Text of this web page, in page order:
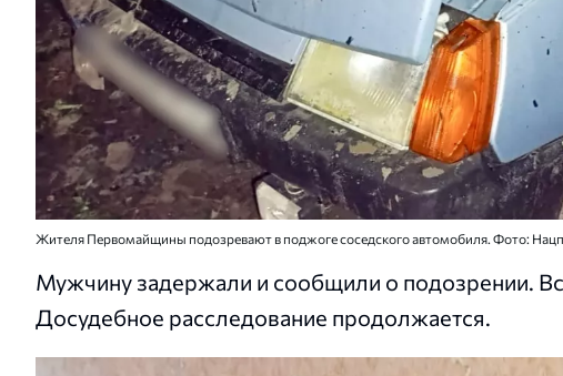
Жителя Первомайщины подозревают в поджоге соседского автомобиля. Фото:
Мужчину задержали и сообщили о подозрении.
Досудебное расследование продолжается.